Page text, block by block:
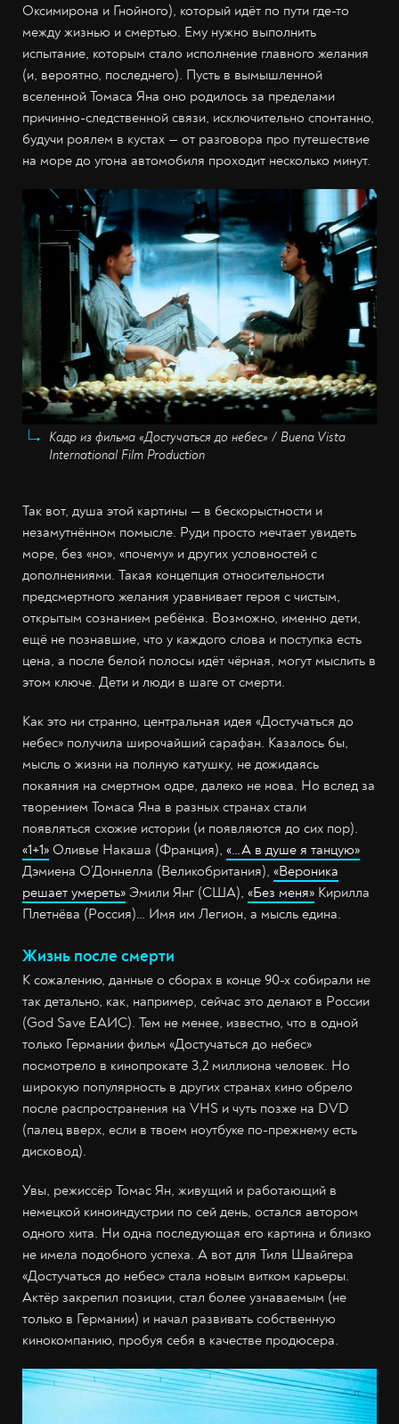
Оксимирона и Гнойного), который идёт по пути где-то
между жизнью и смертью. Ему нужно выполнить
испытание, которым стало исполнение главного желания
(и, вероятно, последнего). Пусть в вымышленной
вселенной Томаса Яна оно родилось за пределами
причинно-следственной связи, исключительно спонтанно,
будучи роялем в кустах — от разговора про путешествие
на море до угона автомобиля проходит несколько минут.
Кадр из фильма «Достучаться до небес» / Buena Vista
International Film Production
Так вот, душа этой картины — в бескорыстности и
незамутнённом помысле. Руди просто мечтает увидеть
море, без «но», «почему» и других условностей с
дополнениями. Такая концепция относительности
предсмертного желания уравнивает героя с чистым,
открытым сознанием ребёнка. Возможно, именно дети,
ещё не познавшие, что у каждого слова и поступка есть
цена, а после белой полосы идёт чёрная, могут мыслить в
этом ключе. Дети и люди в шаге от смерти.
Как это ни странно, центральная идея «Достучаться до
небес» получила широчайший сарафан. Казалось бы,
мысль о жизни на полную катушку, не дожидаясь
покаяния на смертном одре, далеко не нова. Но вслед за
творением Томаса Яна в разных странах стали
появляться схожие истории (и появляются до сих пор).
«1+1» Оливье Накаша (Франция), «…А в душе я танцую»
Дэмиена О’Доннелла (Великобритания), «Вероника
решает умереть» Эмили Янг (США), «Без меня» Кирилла
Плетнёва (Россия)… Имя им Легион, а мысль едина.
Жизнь после смерти
К сожалению, данные о сборах в конце 90-х собирали не
так детально, как, например, сейчас это делают в России
(God Save ЕАИС). Тем не менее, известно, что в одной
только Германии фильм «Достучаться до небес»
посмотрело в кинопрокате 3,2 миллиона человек. Но
широкую популярность в других странах кино обрело
после распространения на VHS и чуть позже на DVD
(палец вверх, если в твоем ноутбуке по-прежнему есть
дисковод).
Увы, режиссёр Томас Ян, живущий и работающий в
немецкой киноиндустрии по сей день, остался автором
одного хита. Ни одна последующая его картина и близко
не имела подобного успеха. А вот для Тиля Швайгера
«Достучаться до небес» стала новым витком карьеры.
Актёр закрепил позиции, стал более узнаваемым (не
только в Германии) и начал развивать собственную
кинокомпанию, пробуя себя в качестве продюсера.